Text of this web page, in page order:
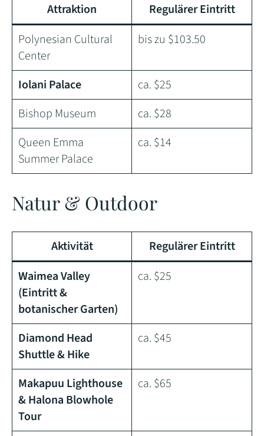
Attraktion
Regulärer Eintritt
Polynesian Cultural
Center
bis zu $103.50
Iolani Palace
ca. $25
Bishop Museum
ca. $28
Queen Emma
Summer Palace
ca. $14
Natur & Outdoor
Aktivität
Regulärer Eintritt
Waimea Valley
(Eintritt &
botanischer Garten)
ca. $25
Diamond Head
Shuttle & Hike
ca. $45
Makapuu Lighthouse
& Halona Blowhole
Tour
ca. $65